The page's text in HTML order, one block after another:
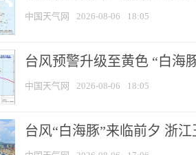
中国天气网 2026-08-06 18:05
台风预警升级至黄色 “白海
中国天气网 2026-08-06 18:05
台风“白海豚”来临前夕 浙